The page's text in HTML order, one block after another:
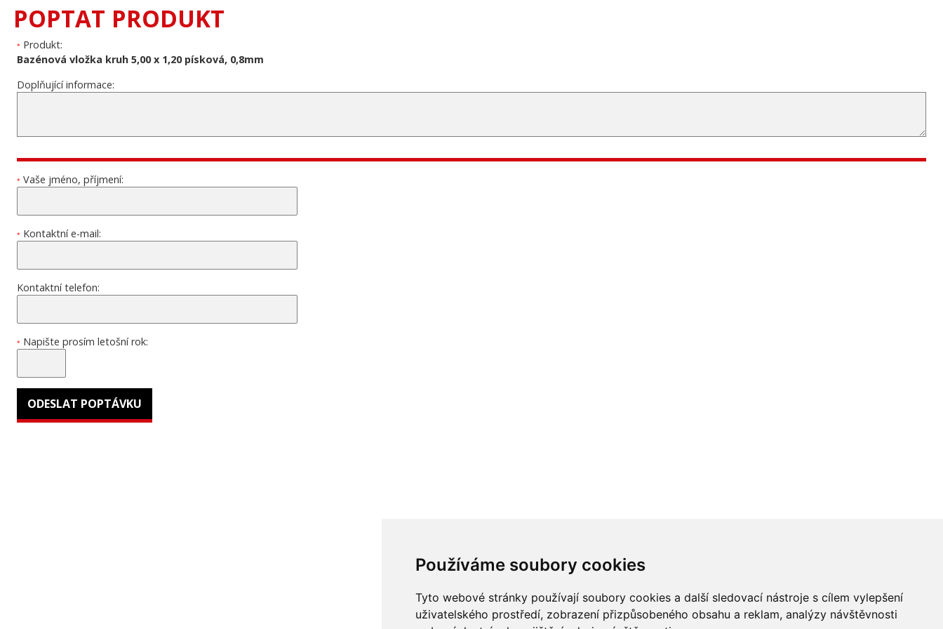
Používáme soubory cookies
Tyto webové stránky používají soubory cookies a další sledovací nástroje s cílem vylepšení
uživatelského prostředí, zobrazení přizpůsobeného obsahu a reklam, analýzy návštěvnosti
POPTAT PRODUKT
* Produkt:
Bazénová vložka kruh 5,00 x 1,20 písková, 0,8mm
Doplňující informace:
* Vaše jméno, příjmení:
* Kontaktní e-mail:
Kontaktní telefon:
* Napište prosím letošní rok: